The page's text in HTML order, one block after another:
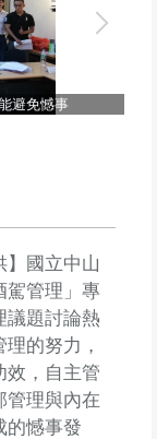
避免憾事
】國立中山
駕管理」專
議題討論熱
的努力，
效，自主管
管理與內在
的憾事發